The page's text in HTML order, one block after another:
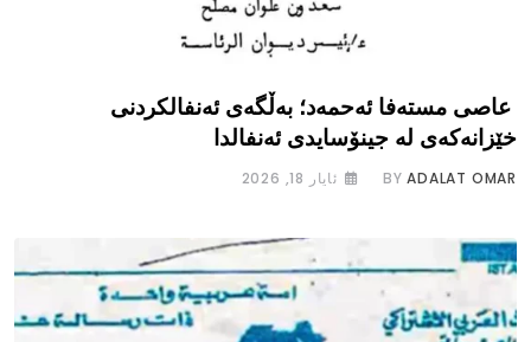
عاصی مستەفا ئەحمەد؛ بەڵگەی ئەنفالکردنی
خێزانەکەی لە جینۆسایدی ئەنفالدا
BYADALAT OMAR ئایار 18, 2026